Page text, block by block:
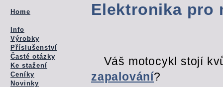
Home
Info
Výrobky
Příslušenství
Časté otázky
Ke stažení
Ceníky
Novinky
Elektronika pro
Váš motocykl stojí
zapalování?